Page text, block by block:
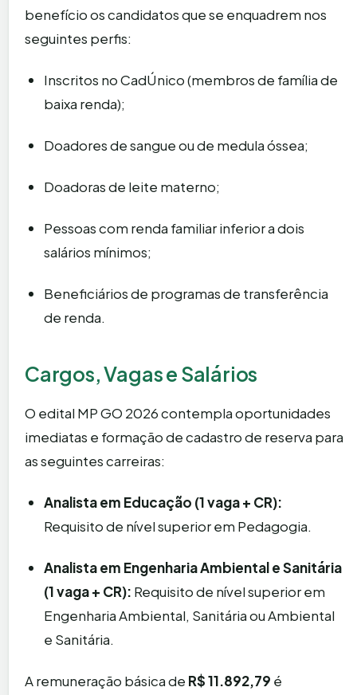
benefício os candidatos que se enquadrem nos
seguintes perfis:
Inscritos no CadÚnico (membros de família de
baixa renda);
Doadores de sangue ou de medula óssea;
Doadoras de leite materno;
Pessoas com renda familiar inferior a dois
salários mínimos;
Beneficiários de programas de transferência
de renda.
Cargos, Vagas e Salários
O edital MP GO 2026 contempla oportunidades
imediatas e formação de cadastro de reserva para
as seguintes carreiras:
Analista em Educação (1 vaga + CR):
Requisito de nível superior em Pedagogia.
Analista em Engenharia Ambiental e Sanitária
(1 vaga + CR): Requisito de nível superior em
Engenharia Ambiental, Sanitária ou Ambiental
e Sanitária.
A remuneração básica de R$ 11.892,79 é